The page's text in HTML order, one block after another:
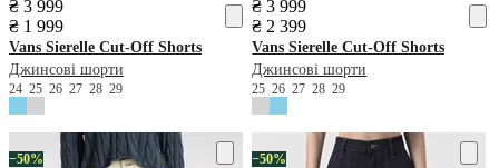
₴ 3 999
₴ 1 999
Vans Sierelle Cut-Off Shorts
Джинсові шорти
24 25 26 27 28 29
₴ 3 999
₴ 2 399
Vans Sierelle Cut-Off Shorts
Джинсові шорти
2526272829
−50% −50%